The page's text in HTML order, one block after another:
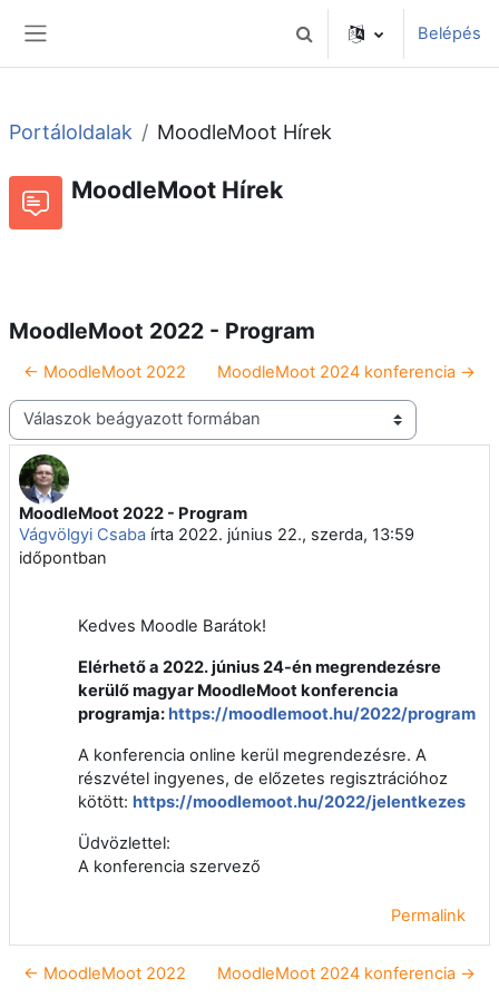
Keresési bemeneti adatok
Belépés
Portáloldalak MoodleMoot Hírek
MoodleMoot Hírek
MoodleMoot 2022 - Program
← MoodleMoot 2022 MoodleMoot 2024 konferencia →
Megjelenítési mód
MoodleMoot 2022 - Program
Vágvölgyi Csaba írta 2022. június 22., szerda, 13:59
időpontban
Válaszok szám: 0
Kedves Moodle Barátok!
Elérhető a 2022. június 24-én megrendezésre
kerülő magyar MoodleMoot konferencia
programja:https://moodlemoot.hu/2022/program
A konferencia online kerül megrendezésre. A
részvétel ingyenes, de előzetes regisztrációhoz
kötött: https://moodlemoot.hu/2022/jelentkezes
Üdvözlettel:
A konferencia szervező
Permalink
← MoodleMoot 2022 MoodleMoot 2024 konferencia →